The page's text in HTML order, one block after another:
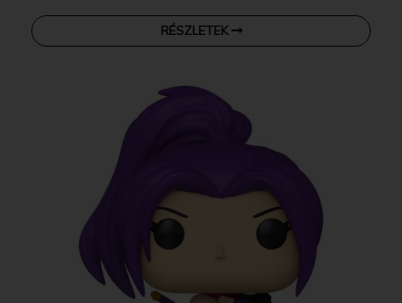
RÉSZLETEK